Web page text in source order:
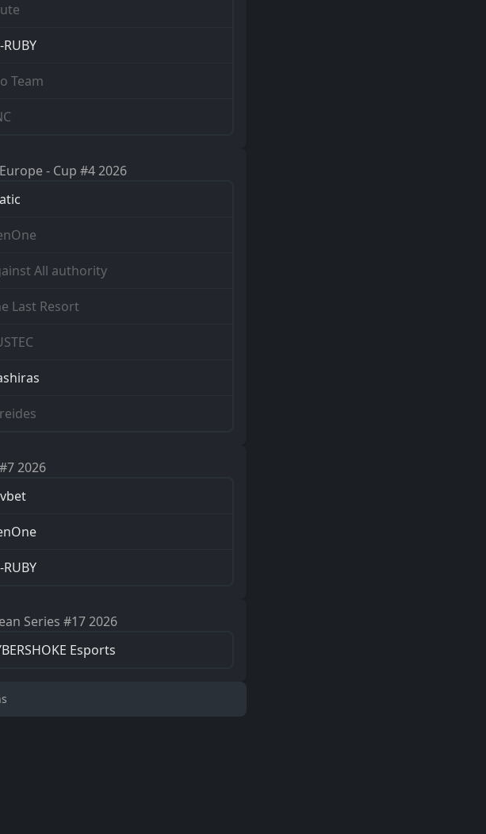
RUBY
Team
- Cup #4 2026
All authority
Last Resort
2026
RUBY
Series #17 2026
Esports